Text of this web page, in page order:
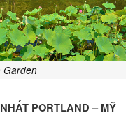
Garden
PORTLAND – MỸ